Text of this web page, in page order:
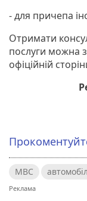
- для причепа
Отримати
послуги можна
офіційній
МВС